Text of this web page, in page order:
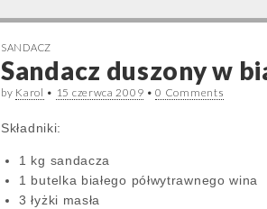
SANDACZ
Sandacz duszony w
by Karol • 15 czerwca 2009 •0 Comments
Składniki:
1 kg sandacza
1 butelka białego półwytrawnego wina
3 łyżki masła